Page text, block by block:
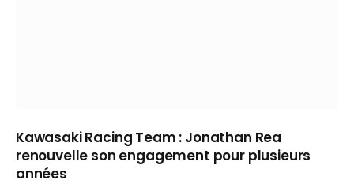
Kawasaki Racing Team : Jonathan Rea
renouvelle son engagement pour plusieurs
années